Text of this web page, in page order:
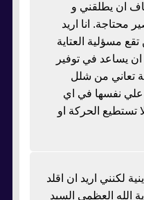
ان يطلقني و
محتاجة. انا اريد
مسؤلية العتاية
ان يساعد في توفير
تعاني من شلل
علي نفسها في اي
الحركة او
لكنني اريد ان اقلد
الله العظمى السيد